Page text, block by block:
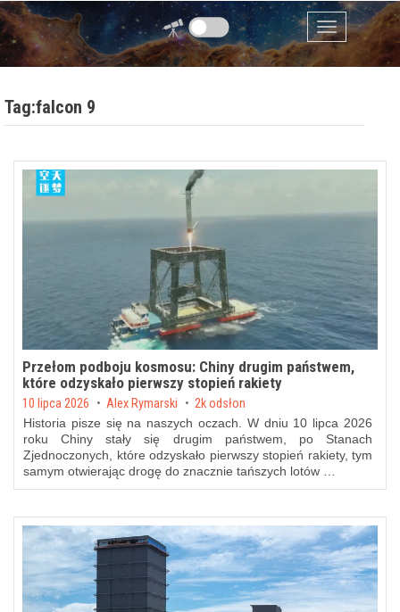
Przejdź do zawartości
Menu
Tag:falcon 9
Przełom podboju kosmosu: Chiny drugim państwem,
które odzyskało pierwszy stopień rakiety
Posted on
10 lipca 2026 by Alex Rymarski 2k odsłon
Historia pisze się na naszych oczach. W dniu 10 lipca 2026
roku Chiny stały się drugim państwem, po Stanach
Zjednoczonych, które odzyskało pierwszy stopień rakiety, tym
samym otwierając drogę do znacznie tańszych lotów …